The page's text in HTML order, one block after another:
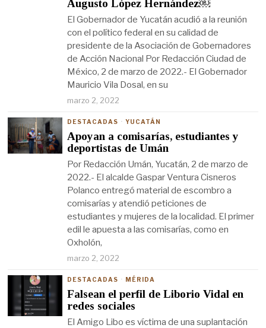
Augusto López Hernández￼
El Gobernador de Yucatán acudió a la reunión
con el político federal en su calidad de
presidente de la Asociación de Gobernadores
de Acción Nacional Por Redacción Ciudad de
México, 2 de marzo de 2022.- El Gobernador
Mauricio Vila Dosal, en su
marzo 2, 2022
DESTACADAS · YUCATÁN
Apoyan a comisarías, estudiantes y
deportistas de Umán
Por Redacción Umán, Yucatán, 2 de marzo de
2022.- El alcalde Gaspar Ventura Cisneros
Polanco entregó material de escombro a
comisarías y atendió peticiones de
estudiantes y mujeres de la localidad. El primer
edil le apuesta a las comisarías, como en
Oxholón,
marzo 2, 2022
DESTACADAS · MÉRIDA
Falsean el perfil de Liborio Vidal en
redes sociales
El Amigo Libo es víctima de una suplantación